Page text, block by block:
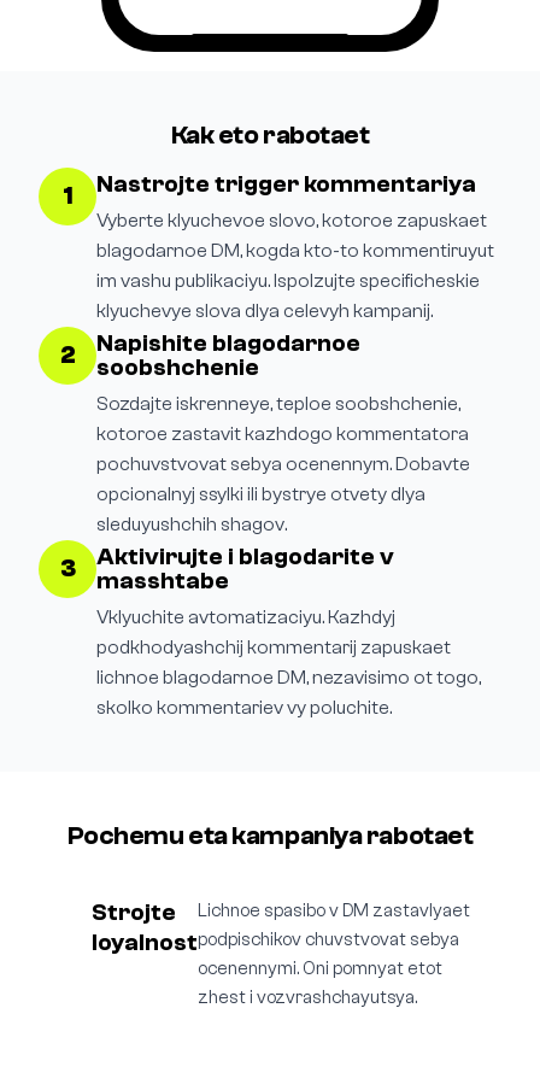
Kak eto rabotaet
1 Nastrojte trigger kommentariya
Vyberte klyuchevoe slovo, kotoroe zapuskaet
blagodarnoe DM, kogda kto-to kommentiruyut
im vashu publikaciyu. Ispolzujte specificheskie
klyuchevye slova dlya celevyh kampanij.
2
Napishite blagodarnoe
soobshchenie
Sozdajte iskrenneye, teploe soobshchenie,
kotoroe zastavit kazhdogo kommentatora
pochuvstvovat sebya ocenennym. Dobavte
opcionalnyj ssylki ili bystrye otvety dlya
sleduyushchih shagov.
3
Aktivirujte i blagodarite v
masshtabe
Vklyuchite avtomatizaciyu. Kazhdyj
podkhodyashchij kommentarij zapuskaet
lichnoe blagodarnoe DM, nezavisimo ot togo,
skolko kommentariev vy poluchite.
Pochemu eta kampaniya rabotaet
Strojte
loyalnost
Lichnoe spasibo v DM zastavlyaet
podpischikov chuvstvovat sebya
ocenennymi. Oni pomnyat etot
zhest i vozvrashchayutsya.